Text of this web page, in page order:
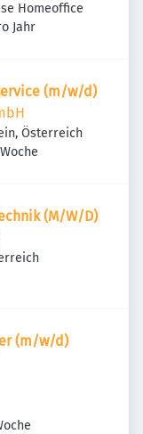
Homeoffice
Jahr
(m/w/d)
Österreich
(M/W/D)
(m/w/d)